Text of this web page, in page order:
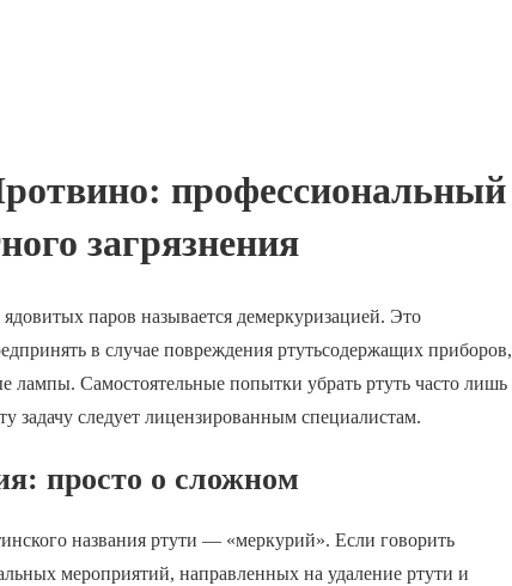
профессиональный
загрязнения
паров называется демеркуризацией. Это
в случае повреждения ртутьсодержащих приборов,
лампы. Самостоятельные попытки убрать ртуть часто лишь
задачу следует лицензированным специалистам.
просто о сложном
названия ртути — «меркурий». Если говорить
мероприятий, направленных на удаление ртути и